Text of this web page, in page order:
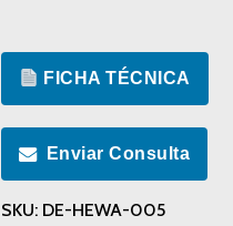
FICHA TÉCNICA
Enviar Consulta
SKU: DE-HEWA-005